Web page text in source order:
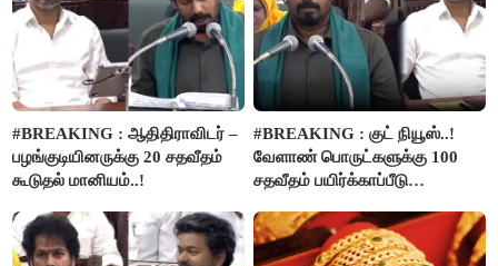
#BREAKING : ஆதிதிராவிடர் –
பழங்குடியினருக்கு 20 சதவீதம்
கூடுதல் மானியம்..!
#BREAKING : குட் நியூஸ்..!
வேளாண் பொருட்களுக்கு 100
சதவீதம் பயிர்க்காப்பீடு
வினோத்..!